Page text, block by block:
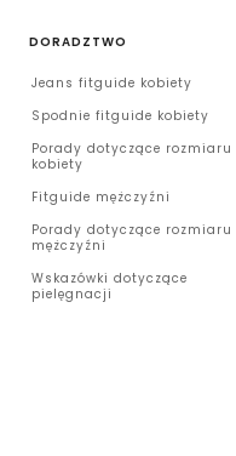
DORADZTWO
Jeans fitguide kobiety
Spodnie fitguide kobiety
Porady dotyczące rozmiaru
kobiety
Fitguide mężczyźni
Porady dotyczące rozmiaru
mężczyźni
Wskazówki dotyczące
pielęgnacji